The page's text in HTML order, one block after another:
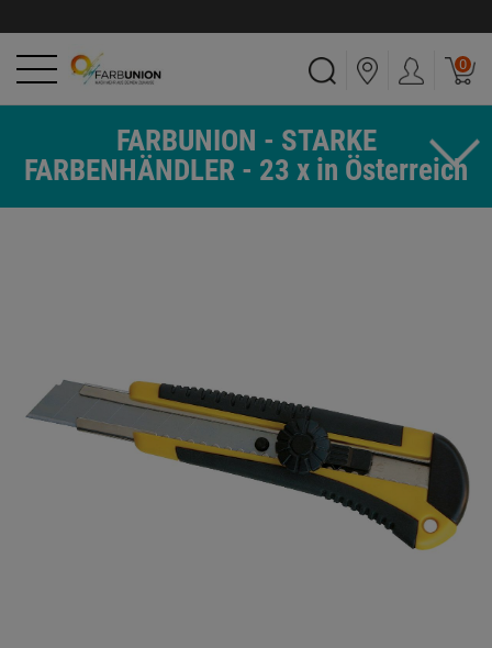
0
FARBUNION - STARKE
FARBENHÄNDLER - 23 x in Österreich